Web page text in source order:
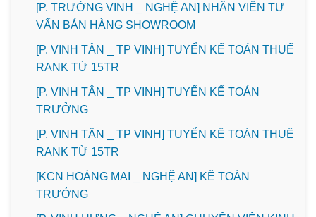
[P. TRƯỜNG VINH _ NGHỆ AN] NHÂN VIÊN TƯ
VẤN BÁN HÀNG SHOWROOM
[P. VINH TÂN _ TP VINH] TUYỂN KẾ TOÁN THUẾ
RANK TỪ 15TR
[P. VINH TÂN _ TP VINH] TUYỂN KẾ TOÁN
TRƯỞNG
[P. VINH TÂN _ TP VINH] TUYỂN KẾ TOÁN THUẾ
RANK TỪ 15TR
️[KCN HOÀNG MAI _ NGHỆ AN] KẾ TOÁN
TRƯỞNG